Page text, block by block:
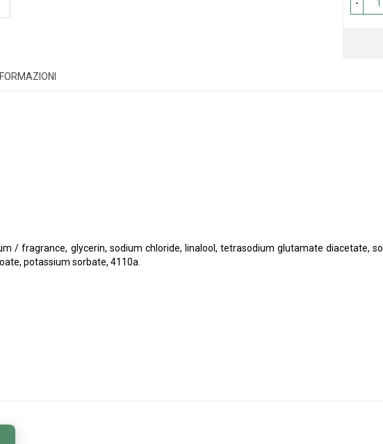
-
/ fragrance, glycerin, sodium chloride, linalool, tetrasodium glutamate diacetate,
potassium sorbate, 4110a.